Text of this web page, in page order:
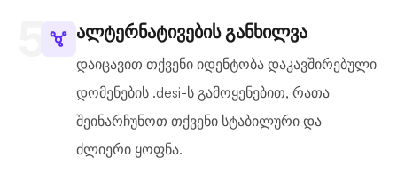
ალტერნატივების განხილვა
დაიცავით თქვენი იდენტობა დაკავშირებული
დომენების .desi-ს გამოყენებით, რათა
შეინარჩუნოთ თქვენი სტაბილური და
ძლიერი ყოფნა.